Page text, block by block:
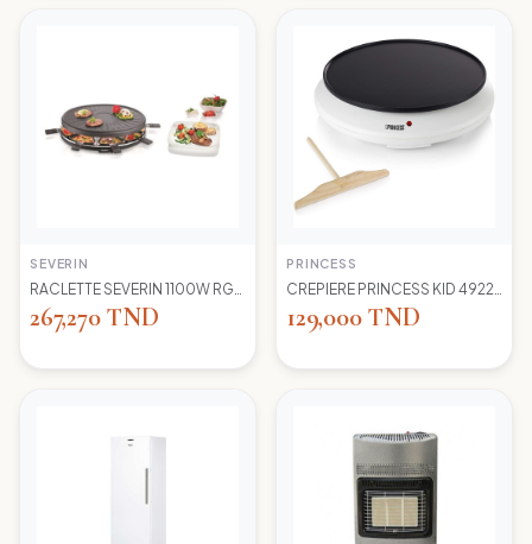
SEVERIN
267,270 TND
PRINCESS
129,000 TND